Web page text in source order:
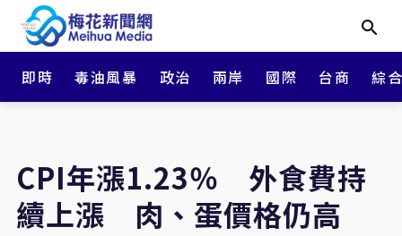
即時 毒油風暴 政治 兩岸 國際 台商 綜
CPI年漲1.23％ 外食費持
續上漲 肉、蛋價格仍高